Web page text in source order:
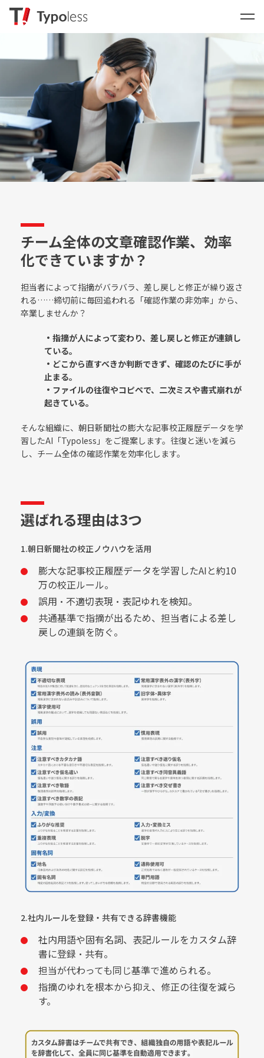
チーム全体の文章確認作業、効率
化できていますか？
担当者によって指摘がバラバラ、差し戻しと修正が繰り返さ
れる……締切前に毎回追われる「確認作業の非効率」から、
卒業しませんか？
・指摘が人によって変わり、差し戻しと修正が連鎖し
ている。
・どこから直すべきか判断できず、確認のたびに手が
止まる。
・ファイルの往復やコピペで、二次ミスや書式崩れが
起きている。
そんな組織に、朝日新聞社の膨大な記事校正履歴データを学
習したAI「Typoless」をご提案します。往復と迷いを減ら
し、チーム全体の確認作業を効率化します。
選ばれる理由は3つ
1.朝日新聞社の校正ノウハウを活用
膨大な記事校正履歴データを学習したAIと約10
万の校正ルール。
誤用・不適切表現・表記ゆれを検知。
共通基準で指摘が出るため、担当者による差し
戻しの連鎖を防ぐ。
2.社内ルールを登録・共有できる辞書機能
社内用語や固有名詞、表記ルールをカスタム辞
書に登録・共有。
担当が代わっても同じ基準で進められる。
指摘のゆれを根本から抑え、修正の往復を減ら
す。